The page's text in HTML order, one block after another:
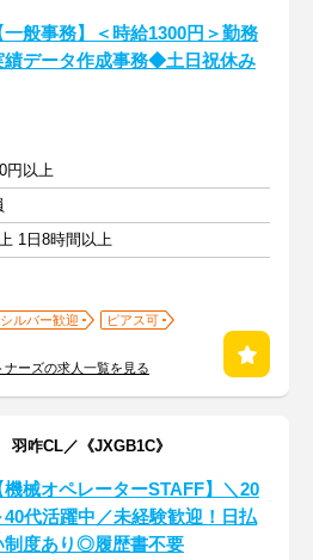
一般事務】＜時給1300円＞勤務
績データ作成事務◆土日祝休み
円以上
1日8時間以上
シルバー歓迎
ピアス可
ーズの求人一覧を見る
咋CL／《JXGB1C》
機械オペレーターSTAFF】＼20
40代活躍中／未経験歓迎！日払
制度あり◎履歴書不要